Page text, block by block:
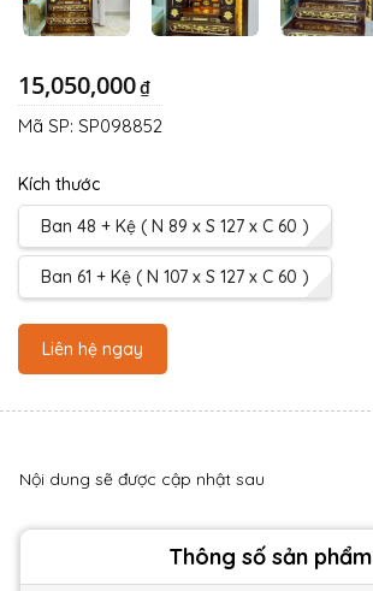
15,050,000₫
Kích thước
Ban 48 + Kệ ( N 89 x S 127 x C 60 )
Ban 61 + Kệ ( N 107 x S 127 x C 60 )
Liên hệ ngay
Mã SP: SP098852
Thông số sản phẩm
Nội dung sẽ được cập nhật sau